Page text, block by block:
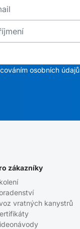
osobních údajů
zákazníky
vratných kanystrů